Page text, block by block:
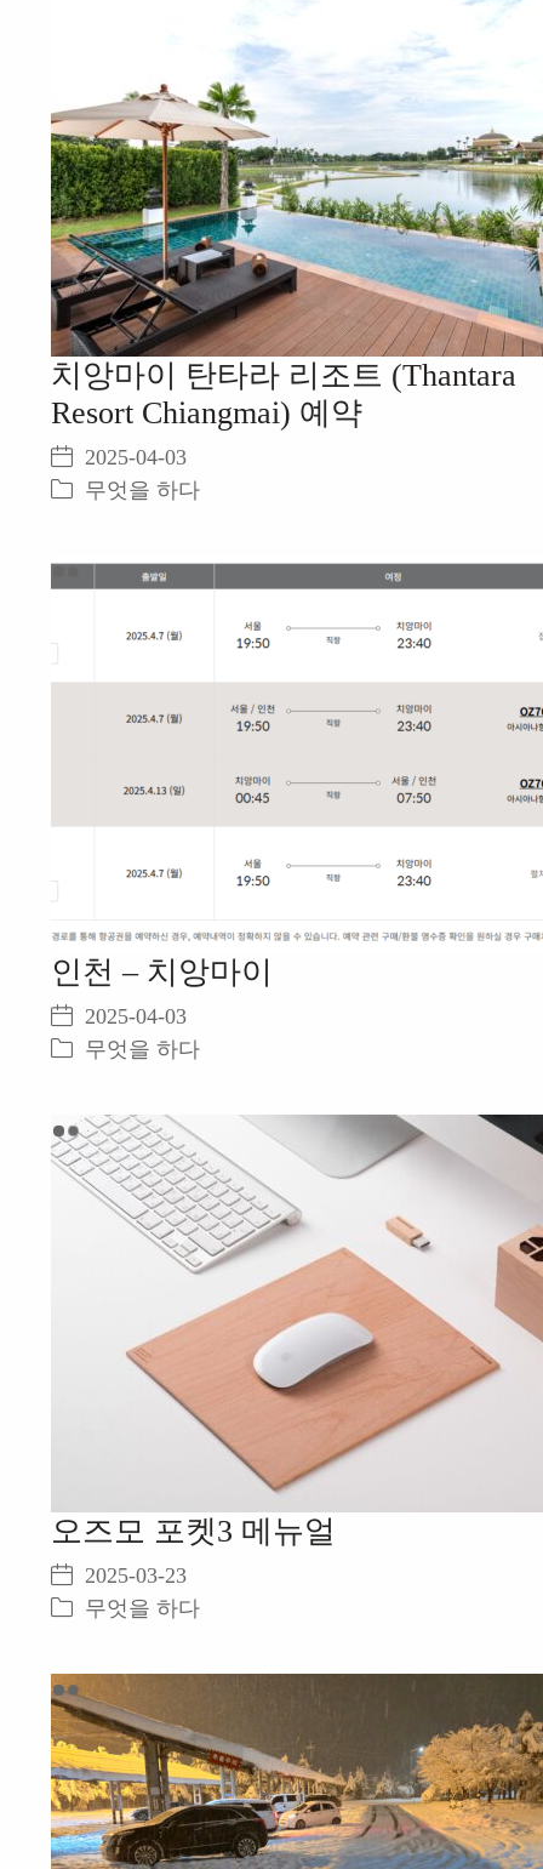
치앙마이 탄타라 리조트 (Thantara
Resort Chiangmai) 예약
2025-04-03
무엇을 하다
인천 – 치앙마이
2025-04-03
무엇을 하다
오즈모 포켓3 메뉴얼
2025-03-23
무엇을 하다